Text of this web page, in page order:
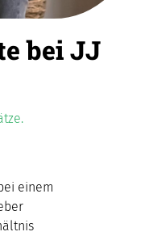
bei JJ
einem